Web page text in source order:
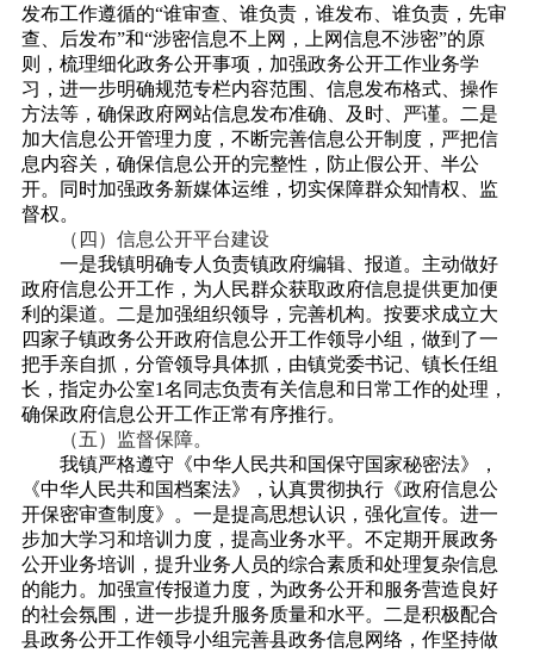
发布工作遵循的“谁审查、谁负责，谁发布、谁负责，先审
查、后发布”和“涉密信息不上网，上网信息不涉密”的原
则，梳理细化政务公开事项，加强政务公开工作业务学
习，进一步明确规范专栏内容范围、信息发布格式、操作
方法等，确保政府网站信息发布准确、及时、严谨。二是
加大信息公开管理力度，不断完善信息公开制度，严把信
息内容关，确保信息公开的完整性，防止假公开、半公
开。同时加强政务新媒体运维，切实保障群众知情权、监
督权。
（四）信息公开平台建设
一是我镇明确专人负责镇政府编辑、报道。主动做好
政府信息公开工作，为人民群众获取政府信息提供更加便
利的渠道。二是加强组织领导，完善机构。按要求成立大
四家子镇政务公开政府信息公开工作领导小组，做到了一
把手亲自抓，分管领导具体抓，由镇党委书记、镇长任组
长，指定办公室1名同志负责有关信息和日常工作的处理，
确保政府信息公开工作正常有序推行。
（五） 监督保障。
我镇严格遵守《中华人民共和国保守国家秘密法》，
《中华人民共和国档案法》，认真贯彻执行《政府信息公
开保密审查制度》。一是提高思想认识，强化宣传。进一
步加大学习和培训力度，提高业务水平。不定期开展政务
公开业务培训，提升业务人员的综合素质和处理复杂信息
的能力。加强宣传报道力度，为政务公开和服务营造良好
的社会氛围，进一步提升服务质量和水平。二是积极配合
县政务公开工作领导小组完善县政务信息网络，作坚持做